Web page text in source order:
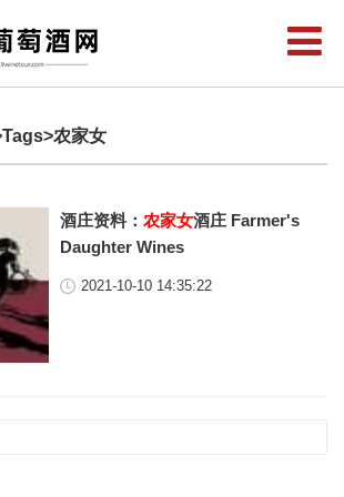
农家女
酒庄资料：农家女酒庄 Farmer's
Daughter Wines
2021-10-10 14:35:22